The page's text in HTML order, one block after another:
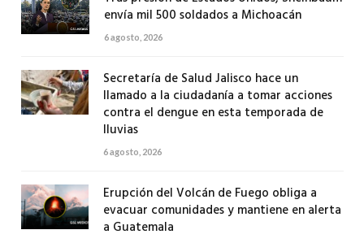
envía mil 500 soldados a Michoacán
6 agosto, 2026
Secretaría de Salud Jalisco hace un
llamado a la ciudadanía a tomar acciones
contra el dengue en esta temporada de
lluvias
6 agosto, 2026
Erupción del Volcán de Fuego obliga a
evacuar comunidades y mantiene en alerta
a Guatemala